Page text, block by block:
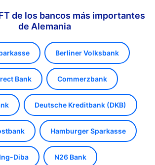
de los bancos más importantes
de Alemania
Berliner Volksbank
Bank Commerzbank
Deutsche Kreditbank (DKB)
Hamburger Sparkasse
Ing-Diba N26 Bank